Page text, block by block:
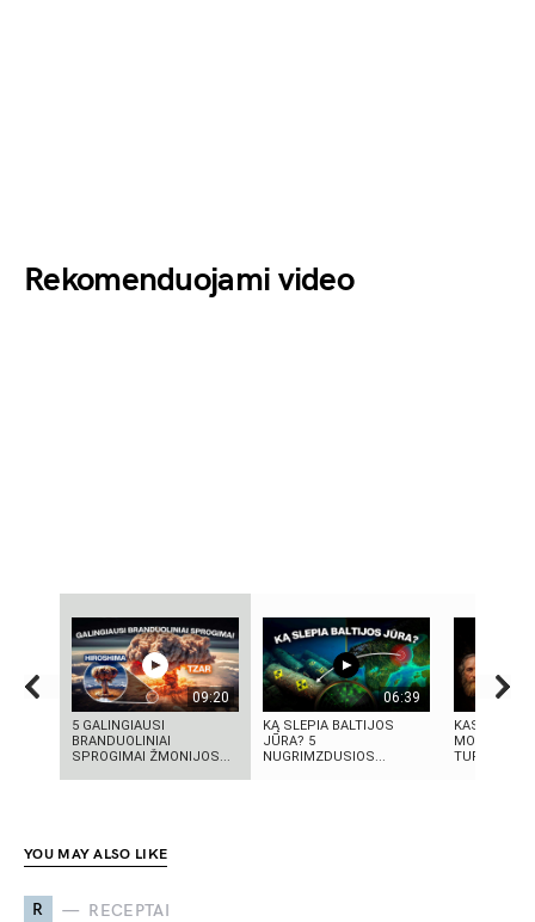
Rekomenduojami video
09:20
5 GALINGIAUSI
BRANDUOLINIAI
SPROGIMAI ŽMONIJOS...
06:39
KĄ SLEPIA BALTIJOS
JŪRA? 5
NUGRIMZDUSIOS...
KAS
TURIME
YOU MAY ALSO LIKE
R RECEPTAI